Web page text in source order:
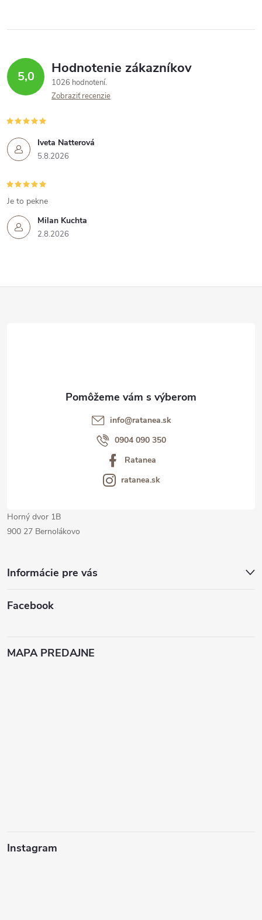
5,0 Hodnotenie zákazníkov
1026 hodnotení
Zobraziť recenzie
Iveta Natterová
5.8.2026
Milan Kuchta
2.8.2026
Je to pekne
Informácie pre vás
Facebook
info@ratanea.sk
0904 090 350
Ratanea
ratanea.sk
Horný dvor 1B
900 27 Bernolákovo
MAPA PREDAJNE
Instagram